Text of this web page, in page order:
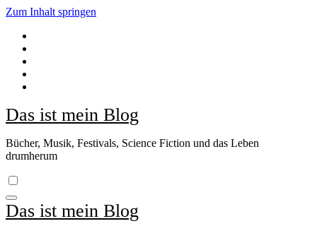
Zum Inhalt springen
Das ist mein Blog
Bücher, Musik, Festivals, Science Fiction und das Leben
drumherum
Das ist mein Blog